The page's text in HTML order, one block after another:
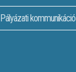
Pályázati kommunikáció